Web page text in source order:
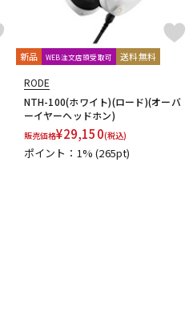
新品 WEB注文店頭受取可 送料無料
RODE
NTH-100(ホワイト)(ロード)(オーバ
ーイヤーヘッドホン)
販売価格¥29,150(税込)
ポイント：1%(265pt)